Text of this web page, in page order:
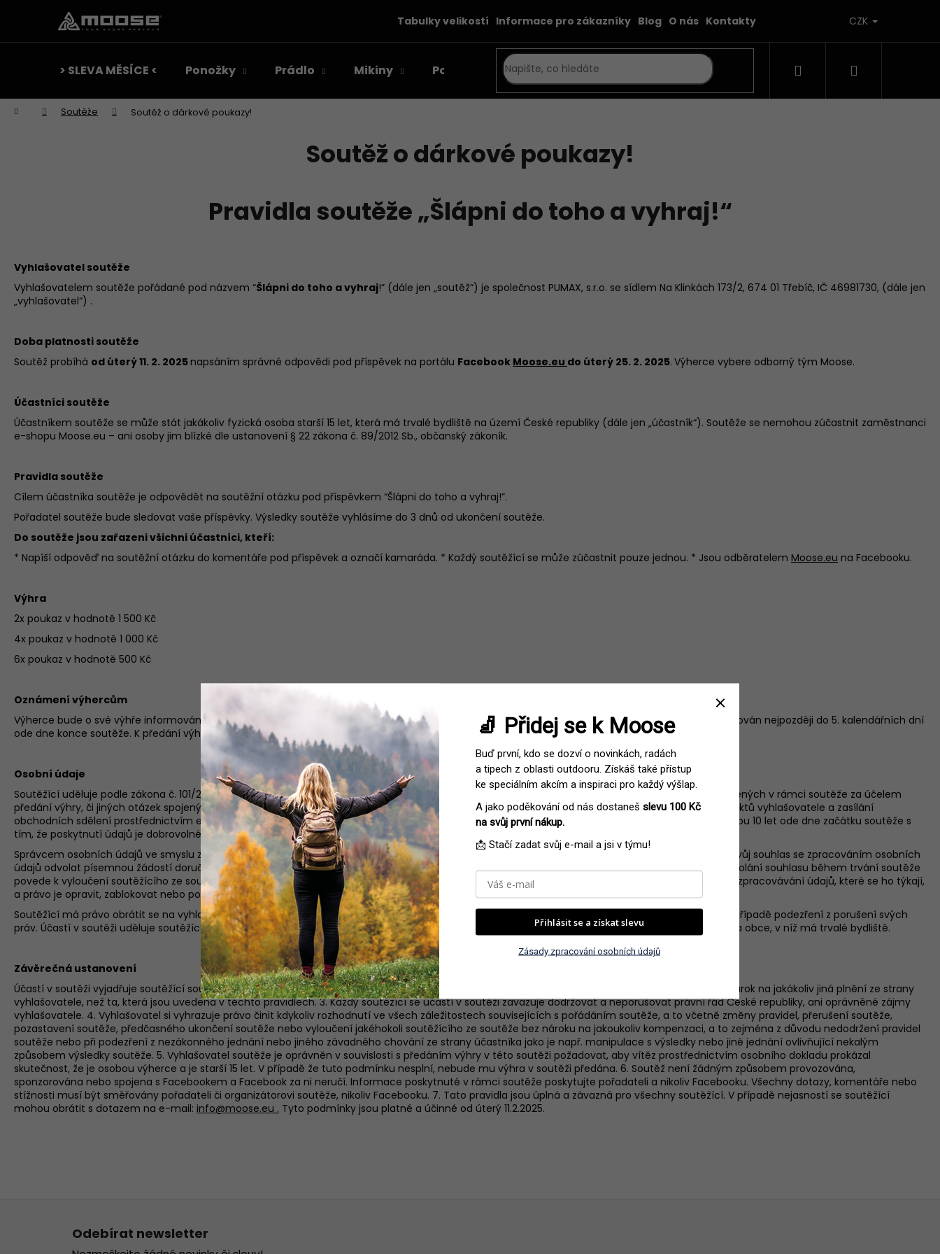
Tabulky velikostí Informace pro zákazníky Blog O nás Kontakty CZK
> SLEVA MĚSÍCE < Ponožky Prádlo Mikiny Poukazy Přihlášení
Domů Soutěže Soutěž o dárkové poukazy!
Soutěž o dárkové poukazy!
Pravidla soutěže „Šlápni do toho a vyhraj!“
Vyhlašovatel soutěže
Vyhlašovatelem soutěže pořádané pod názvem “Šlápni do toho a vyhraj!” (dále jen „soutěž“) je společnost PUMAX, s.r.o. se sídlem Na Klinkách 173/2, 674 01 Třebíč, IČ 46981730, (dále jen
„vyhlašovatel“) .
Doba platnosti soutěže
Soutěž probíhá od úterý 11. 2. 2025napsáním správné odpovědi pod příspěvek na portálu Facebook Moose.eu do úterý 25. 2. 2025. Výherce vybere odborný tým Moose.
Účastníci soutěže
Účastníkem soutěže se může stát jakákoliv fyzická osoba starší 15 let, která má trvalé bydliště na území České republiky (dále jen „účastník“). Soutěže se nemohou zúčastnit zaměstnanci
e-shopu Moose.eu – ani osoby jim blízké dle ustanovení § 22 zákona č. 89/2012 Sb., občanský zákoník.
Pravidla soutěže
Cílem účastníka soutěže je odpovědět na soutěžní otázku pod příspěvkem “Šlápni do toho a vyhraj!”.
Pořadatel soutěže bude sledovat vaše příspěvky. Výsledky soutěže vyhlásíme do 3 dnů od ukončení soutěže.
Do soutěže jsou zařazeni všichni účastníci, kteří:
* Napíší odpověď na soutěžní otázku do komentáře pod příspěvek a označí kamaráda. * Každý soutěžící se může zúčastnit pouze jednou. * Jsou odběratelem Moose.eu na Facebooku.
Výhra
2x poukaz v hodnotě 1 500 Kč
4x poukaz v hodnotě 1 000 Kč
6x poukaz v hodnotě 500 Kč
Oznámení výhercům
Výherce bude o své výhře informován prostřednictvím Facebooku, následně po výherci bude požadováno ověření jeho účtu. Výherce bude kontaktován nejpozději do 5. kalendářních dní
ode dne konce soutěže. K předání výhry dojde do 7 dnů od vyhlášení výherce.
Osobní údaje
Soutěžící uděluje podle zákona č. 101/2000 Sb., o ochraně osobních údajů (dále jen „zákon“) svůj souhlas se zpracováním osobních údajů jím nahlášených v rámci soutěže za účelem
předání výhry, či jiných otázek spojených se soutěží a za účelem informování o dalších marketingových akcích vyhlašovatele, jakož i nabízení produktů vyhlašovatele a zasílání
obchodních sdělení prostřednictvím elektronických prostředků dle zákona č. 480/2004 Sb., o některých službách informační společnosti, a to po dobu 10 let ode dne začátku soutěže s
tím, že poskytnutí údajů je dobrovolné.
Správcem osobních údajů ve smyslu zákona je společnost PUMAX, s.r.o. se sídlem Na Klinkách 173/2, 67401 Třebíč, IČ 46981730. Soutěžící má právo svůj souhlas se zpracováním osobních
údajů odvolat písemnou žádostí doručenou na adresu sídla vyhlašovatele. Odvolání souhlasu je účinné okamžikem jeho doručení vyhlašovateli. Odvolání souhlasu během trvání soutěže
povede k vyloučení soutěžícího ze soutěže. Soutěžící má dále práva dle § 12 a § 21 zákona č. 101/2000 Sb., tj. zejména právo přístupu k informacím o zpracovávání údajů, které se ho týkají,
a právo je opravit, zablokovat nebo požadovat jejich likvidaci, jakož i právo na náhradu případné újmy podle příslušných právních předpisů.
Soutěžící má právo obrátit se na vyhlašovatele nebo přímo na Úřad pro ochranu osobních údajů, na adrese Pplk. Sochora 27, Praha 7, PSČ 170 00 v případě podezření z porušení svých
práv. Účastí v soutěži uděluje soutěžící pro případ, že se stane výhercem některé z cen, vyhlašovateli souhlas s uveřejněním svého jména, příjmení a obce, v níž má trvalé bydliště.
Závěrečná ustanovení
Účastí v soutěži vyjadřuje soutěžící souhlas s pravidly a podmínkami soutěže. 2. Vyhlašovatel tímto není vůči soutěžícím jinak zavázán a ti nemají nárok na jakákoliv jiná plnění ze strany
vyhlašovatele, než ta, která jsou uvedena v těchto pravidlech. 3. Každý soutěžící se účastí v soutěži zavazuje dodržovat a neporušovat právní řád České republiky, ani oprávněné zájmy
vyhlašovatele. 4. Vyhlašovatel si vyhrazuje právo činit kdykoliv rozhodnutí ve všech záležitostech souvisejících s pořádáním soutěže, a to včetně změny pravidel, přerušení soutěže,
pozastavení soutěže, předčasného ukončení soutěže nebo vyloučení jakéhokoli soutěžícího ze soutěže bez nároku na jakoukoliv kompenzaci, a to zejména z důvodu nedodržení pravidel
soutěže nebo při podezření z nezákonného jednání nebo jiného závadného chování ze strany účastníka jako je např. manipulace s výsledky nebo jiné jednání ovlivňující nekalým
způsobem výsledky soutěže. 5. Vyhlašovatel soutěže je oprávněn v souvislosti s předáním výhry v této soutěži požadovat, aby vítěz prostřednictvím osobního dokladu prokázal
skutečnost, že je osobou výherce a je starší 15 let. V případě že tuto podmínku nesplní, nebude mu výhra v soutěži předána. 6. Soutěž není žádným způsobem provozována,
sponzorována nebo spojena s Facebookem a Facebook za ni neručí. Informace poskytnuté v rámci soutěže poskytujte pořadateli a nikoliv Facebooku. Všechny dotazy, komentáře nebo
stížnosti musí být směřovány pořadateli či organizátorovi soutěže, nikoliv Facebooku. 7. Tato pravidla jsou úplná a závazná pro všechny soutěžící. V případě nejasností se soutěžící
mohou obrátit s dotazem na e-mail: info@moose.eu . Tyto podmínky jsou platné a účinné od úterý 11.2.2025.
š
Zpět
obchodu
Zpět
obchodu
Co potřebujete najít?
Doporučujeme
CYKLISTCKÉ PONOŽKY FRESH 20
Odebírat newsletter
🧦 Přidej se k Moose
Buď první, kdo se dozví o novinkách, radách
a tipech z oblasti outdooru. Získáš také přístup
ke speciálním akcím a inspiraci pro každý výšlap.
A jako poděkování od nás dostaneš slevu 100 Kč
na svůj první nákup.
📩 Stačí zadat svůj e-mail a jsi v týmu!
Přihlásit se a získat slevu
Zásady zpracování osobních údajů